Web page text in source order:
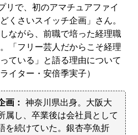
リで、初のアマチュアファイ
くさいスイッチ企画」さん。
ながら、前職で培った経理職
「フリー芸人だからこそ経理
ている」と語る理由について
イター・安倍季実子）
画： 神奈川県出身。大阪大
属し、卒業後は会社員として
を続けていた。銀杏亭魚折